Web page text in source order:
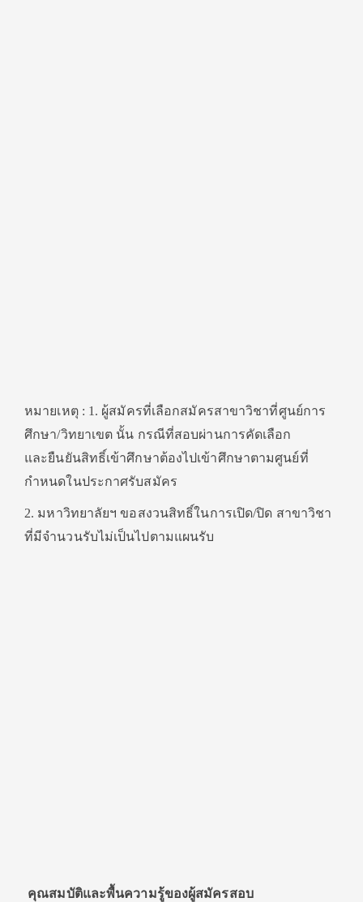
หมายเหตุ : 1. ผู้สมัครที่เลือกสมัครสาขาวิชาที่ศูนย์การ
ศึกษา/วิทยาเขต นั้น กรณีที่สอบผ่านการคัดเลือก
และยืนยันสิทธิ์เข้าศึกษาต้องไปเข้าศึกษาตามศูนย์ที่
กำหนดในประกาศรับสมัคร
2. มหาวิทยาลัยฯ ขอสงวนสิทธิ์ในการเปิด/ปิด สาขาวิชา
ที่มีจำนวนรับไม่เป็นไปตามแผนรับ
คุณสมบัติและพื้นความรู้ของผู้สมัครสอบ